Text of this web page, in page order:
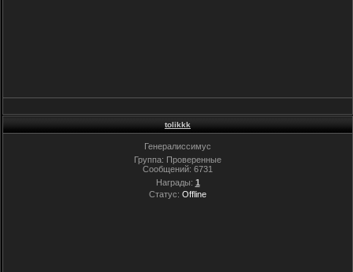
tolikkk
Генералиссимус
Группа: Проверенные
Сообщений: 6731
Награды: 1
Статус: Offline